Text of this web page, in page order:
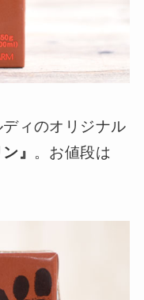
ィのオリジナル
』 。お値段は